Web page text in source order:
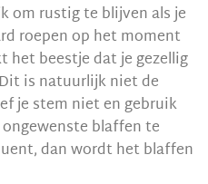
om rustig te blijven als je
roepen op het moment
het beestje dat je gezellig
is natuurlijk niet de
je stem niet en gebruik
blaffen te
dan wordt het blaffen